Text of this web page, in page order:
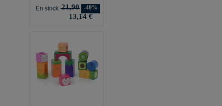
En stock 21,90 -40%
13,14 €